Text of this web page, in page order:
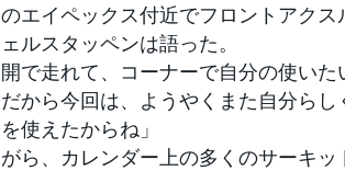
エイペックス付近でフロントアク
ルスタッペンは語った。
開で走れて、コーナーで自分の使い
から今回は、ようやくまた自分ら
使えたからね」
がら、カレンダー上の多くのサーキ